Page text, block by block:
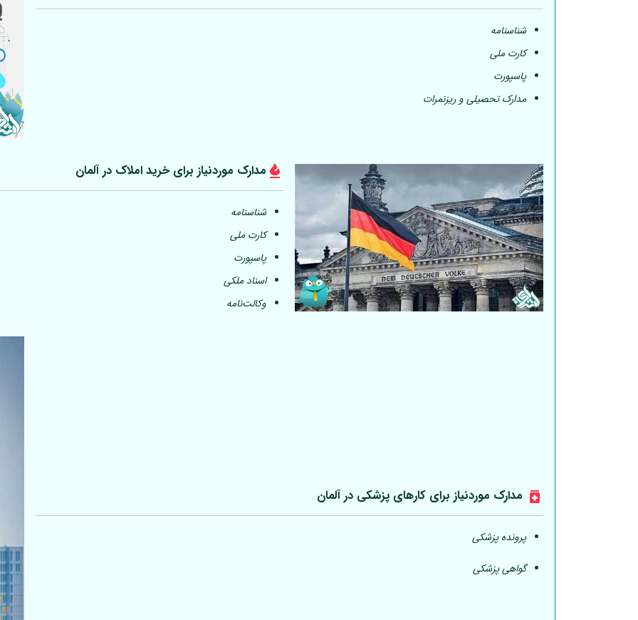
شناسنامه
کارت ملی
پاسپورت
مدارک تحصیلی و ریزنمرات
مدارک موردنیاز برای خرید املاک درآلمان
شناسنامه
کارت ملی
پاسپورت
اسناد ملکی
وکالت‌نامه
مدارک موردنیاز برای کارهای پزشکی درآلمان
پرونده پزشکی
گواهی پزشکی